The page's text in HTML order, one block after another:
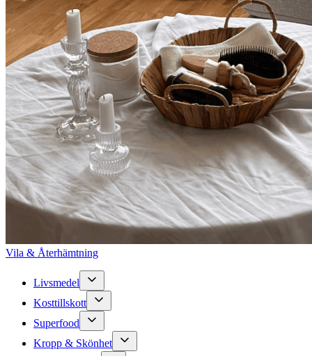
Vila & Återhämtning
Livsmedel
Kosttillskott
Superfood
Kropp & Skönhet